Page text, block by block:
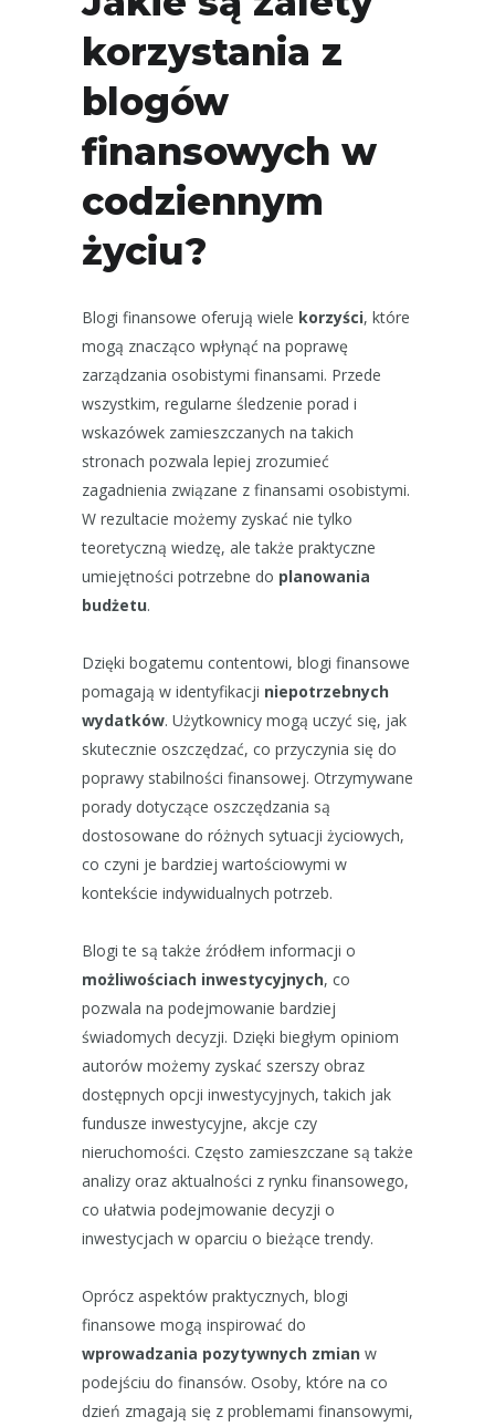
korzystania z
blogów
finansowych w
codziennym
życiu?
Blogi finansowe oferują wiele korzyści, które
mogą znacząco wpłynąć na poprawę
zarządzania osobistymi finansami. Przede
wszystkim, regularne śledzenie porad i
wskazówek zamieszczanych na takich
stronach pozwala lepiej zrozumieć
zagadnienia związane z finansami osobistymi.
W rezultacie możemy zyskać nie tylko
teoretyczną wiedzę, ale także praktyczne
umiejętności potrzebne do planowania
budżetu.
Dzięki bogatemu contentowi, blogi finansowe
pomagają w identyfikacji niepotrzebnych
wydatków. Użytkownicy mogą uczyć się, jak
skutecznie oszczędzać, co przyczynia się do
poprawy stabilności finansowej. Otrzymywane
porady dotyczące oszczędzania są
dostosowane do różnych sytuacji życiowych,
co czyni je bardziej wartościowymi w
kontekście indywidualnych potrzeb.
Blogi te są także źródłem informacji o
możliwościach inwestycyjnych, co
pozwala na podejmowanie bardziej
świadomych decyzji. Dzięki biegłym opiniom
autorów możemy zyskać szerszy obraz
dostępnych opcji inwestycyjnych, takich jak
fundusze inwestycyjne, akcje czy
nieruchomości. Często zamieszczane są także
analizy oraz aktualności z rynku finansowego,
co ułatwia podejmowanie decyzji o
inwestycjach w oparciu o bieżące trendy.
Oprócz aspektów praktycznych, blogi
finansowe mogą inspirować do
wprowadzania pozytywnych zmian w
podejściu do finansów. Osoby, które na co
dzień zmagają się z problemami finansowymi,